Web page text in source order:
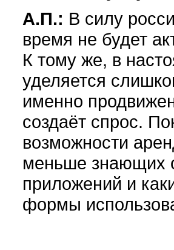
А.П.: В силу
время не будет
К тому же, в
уделяется
именно
создаёт спрос.
возможности
меньше знающих
приложений и
формы